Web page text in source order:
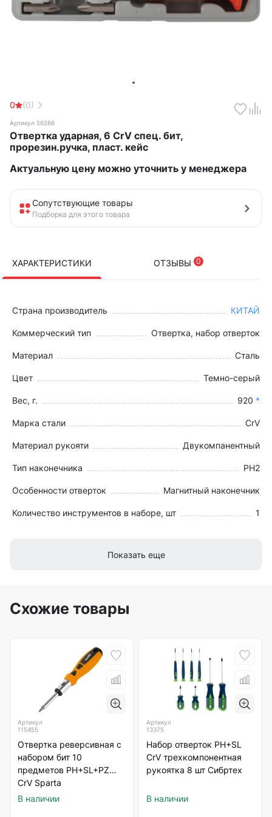
0 (0)
Артикул 56266
Отвертка ударная, 6 CrV спец. бит,
прорезин.ручка, пласт. кейс
Актуальную цену можно уточнить у менеджера
Сопутствующие товары
Подборка для этого товара
ХАРАКТЕРИСТИКИ ОТЗЫВЫ 0
Страна производитель КИТАЙ
Коммерческий тип Отвертка, набор отверток
Материал Сталь
Цвет Темно-серый
Вес, г. 920 *
Марка стали CrV
Материал рукояти Двукомпанентный
Тип наконечника PH2
Особенности отверток Магнитный наконечник
Количество инструментов в наборе, шт 1
Показать еще
Схожие товары
Артикул
115455
Отвертка реверсивная с
набором бит 10
предметов PH+SL+PZ
CrV Sparta
В наличии
Артикул
13375
Набор отверток PH+SL
CrV трехкомпонентная
рукоятка 8 шт Сибртех
В наличии